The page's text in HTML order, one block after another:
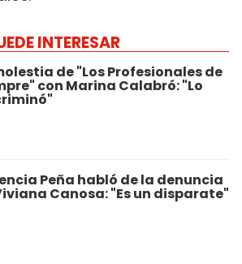
INTERESAR
de "Los Profesionales de
con Marina Calabró: "Lo
Peña habló de la denuncia
Canosa: "Es un disparate"